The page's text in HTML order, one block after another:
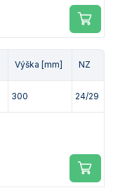
Výška [mm] NZ
300 24/29